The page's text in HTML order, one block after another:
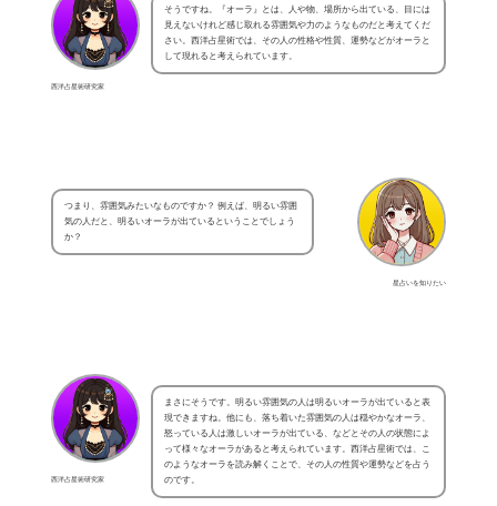
西洋占星術研究家
そうですね。『オーラ』とは、人や物、場所から出ている、目には
見えないけれど感じ取れる雰囲気や力のようなものだと考えてくだ
さい。西洋占星術では、その人の性格や性質、運勢などがオーラと
して現れると考えられています。
星占いを知りたい
つまり、雰囲気みたいなものですか？ 例えば、明るい雰囲
気の人だと、明るいオーラが出ているということでしょう
か？
西洋占星術研究家
まさにそうです。明るい雰囲気の人は明るいオーラが出ていると表
現できますね。他にも、落ち着いた雰囲気の人は穏やかなオーラ、
怒っている人は激しいオーラが出ている、などとその人の状態によ
って様々なオーラがあると考えられています。西洋占星術では、こ
のようなオーラを読み解くことで、その人の性質や運勢などを占う
のです。